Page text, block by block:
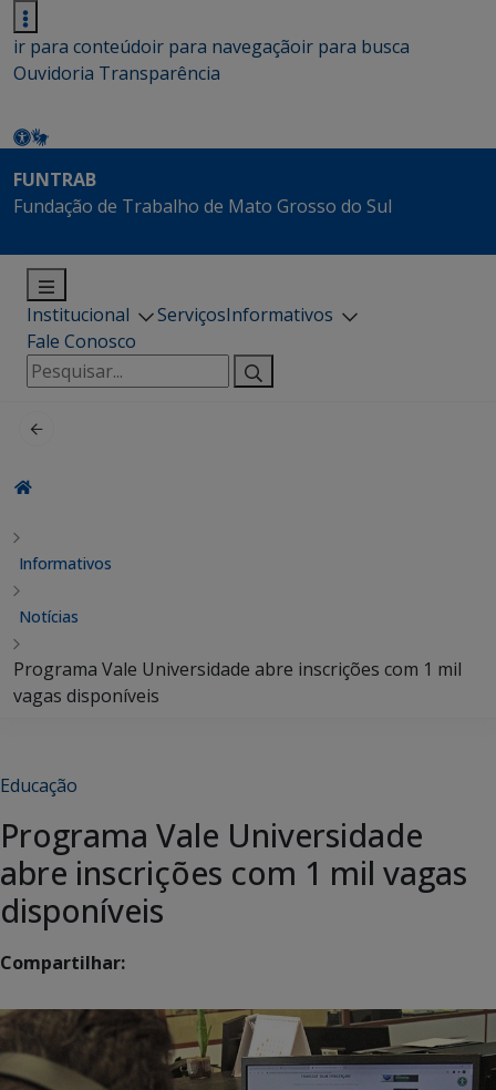
ir para conteúdoir para navegaçãoir para busca
Ouvidoria Transparência
FUNTRAB
Fundação de Trabalho de Mato Grosso do Sul
Institucional ServiçosInformativos
Fale Conosco
Pesquisar
por:
Informativos
Notícias
Programa Vale Universidade abre inscrições com 1 mil
vagas disponíveis
Educação
Programa Vale Universidade
abre inscrições com 1 mil vagas
disponíveis
Compartilhar: